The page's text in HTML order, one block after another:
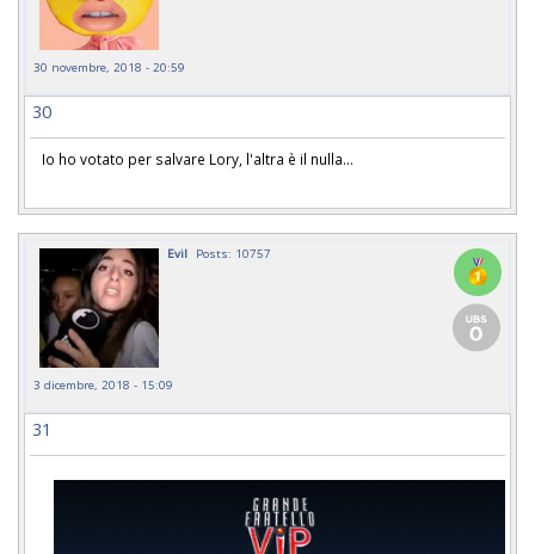
30 novembre, 2018 - 20:59
30
Io ho votato per salvare Lory, l'altra è il nulla...
Evil Posts: 10757
3 dicembre, 2018 - 15:09
31